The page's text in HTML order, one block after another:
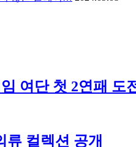
여단 첫 2연패 도
류 컬렉션 공개